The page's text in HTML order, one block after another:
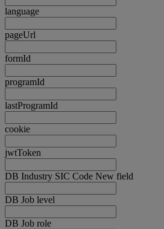
language
pageUrl
formId
programId
lastProgramId
cookie
jwtToken
DB Industry SIC Code New field
DB Job level
DB Job role